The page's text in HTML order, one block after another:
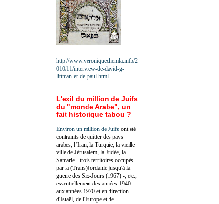
http://www.veroniquechemla.info/2
010/11/interview-de-david-g-
littman-et-de-paul.html
L'exil du million de Juifs
du "monde Arabe", un
fait historique tabou ?
Environ un million de Juifs ont été
contraints de quitter des pays
arabes, l’Iran, la Turquie, la vieille
ville de Jérusalem, la Judée, la
Samarie - trois territoires occupés
par la (Trans)Jordanie jusqu'à la
guerre des Six-Jours (1967) -, etc.,
essentiellement des années 1940
aux années 1970 et en direction
d'Israël, de l'Europe et de